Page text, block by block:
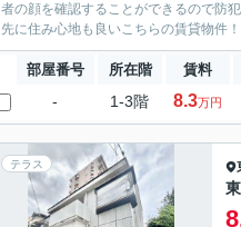
者の顔を確認することができるので防
先に住み心地も良いこちらの賃貸物件
部屋番号 所在階 賃料
- 1-3階 8.3万円
テラス